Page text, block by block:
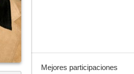
Mejores participaciones